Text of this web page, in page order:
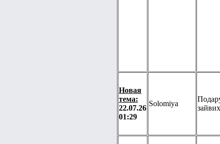
Новая
тема:
22.07.26
01:29
Solomiya